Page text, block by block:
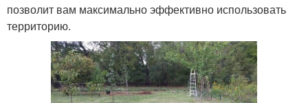
позволит вам максимально эффективно использовать
территорию.